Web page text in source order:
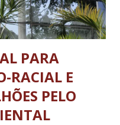
de soluções
PARA
RACIAL E
PELO